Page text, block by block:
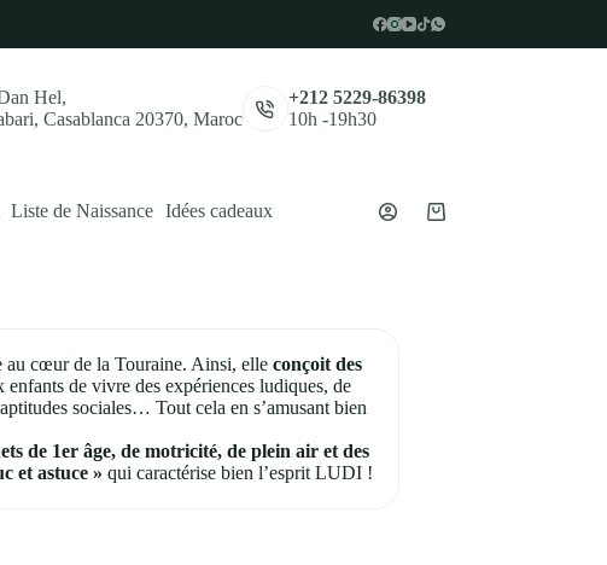
Hel,
Casablanca 20370, Maroc
+212 5229-86398
10h -19h30
Liste de Naissance Idées cadeaux
Panier
au cœur de la Touraine. Ainsi, elle conçoit des
de vivre des expériences ludiques, de
sociales… Tout cela en s’amusant bien
de 1er âge, de motricité, de plein air et des
et astuce » qui caractérise bien l’esprit LUDI !